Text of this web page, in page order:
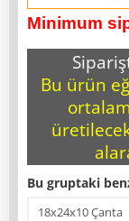
Minimum
Bu ürün
Bu gruptaki
18x24x10 Çanta